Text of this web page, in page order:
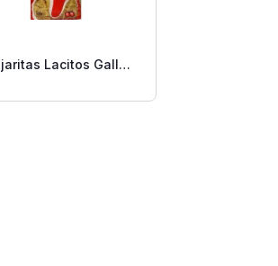
Lacitos Gallo